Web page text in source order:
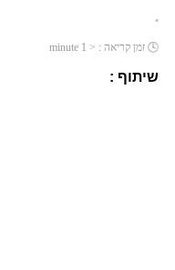
•
🕓 זמן קריאה : < 1
minute
שיתוף :